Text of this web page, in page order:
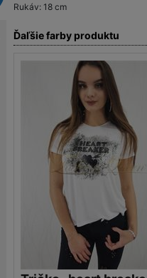
Rukáv: 18 cm
Ďaľšie farby produktu